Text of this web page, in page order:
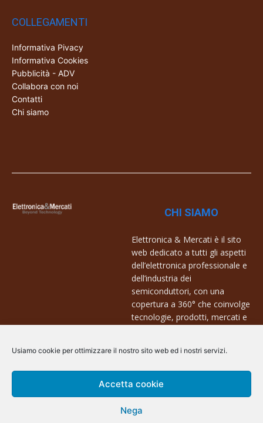
Usiamo cookie per ottimizzare il nostro sito web ed i nostri servizi.
Accetta cookie
Nega
COLLEGAMENTI
Informativa Pivacy
Informativa Cookies
Pubblicità - ADV
Collabora con noi
Contatti
Chi siamo
CHI SIAMO
Elettronica & Mercati è il sito
web dedicato a tutti gli aspetti
dell’elettronica professionale e
dell’industria dei
semiconduttori, con una
copertura a 360° che coinvolge
tecnologie, prodotti, mercati e
Contatti:
info@arscommunication.it